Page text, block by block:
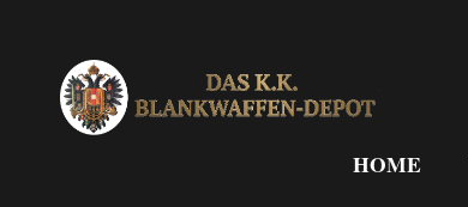
Inhalt
springen
HOME